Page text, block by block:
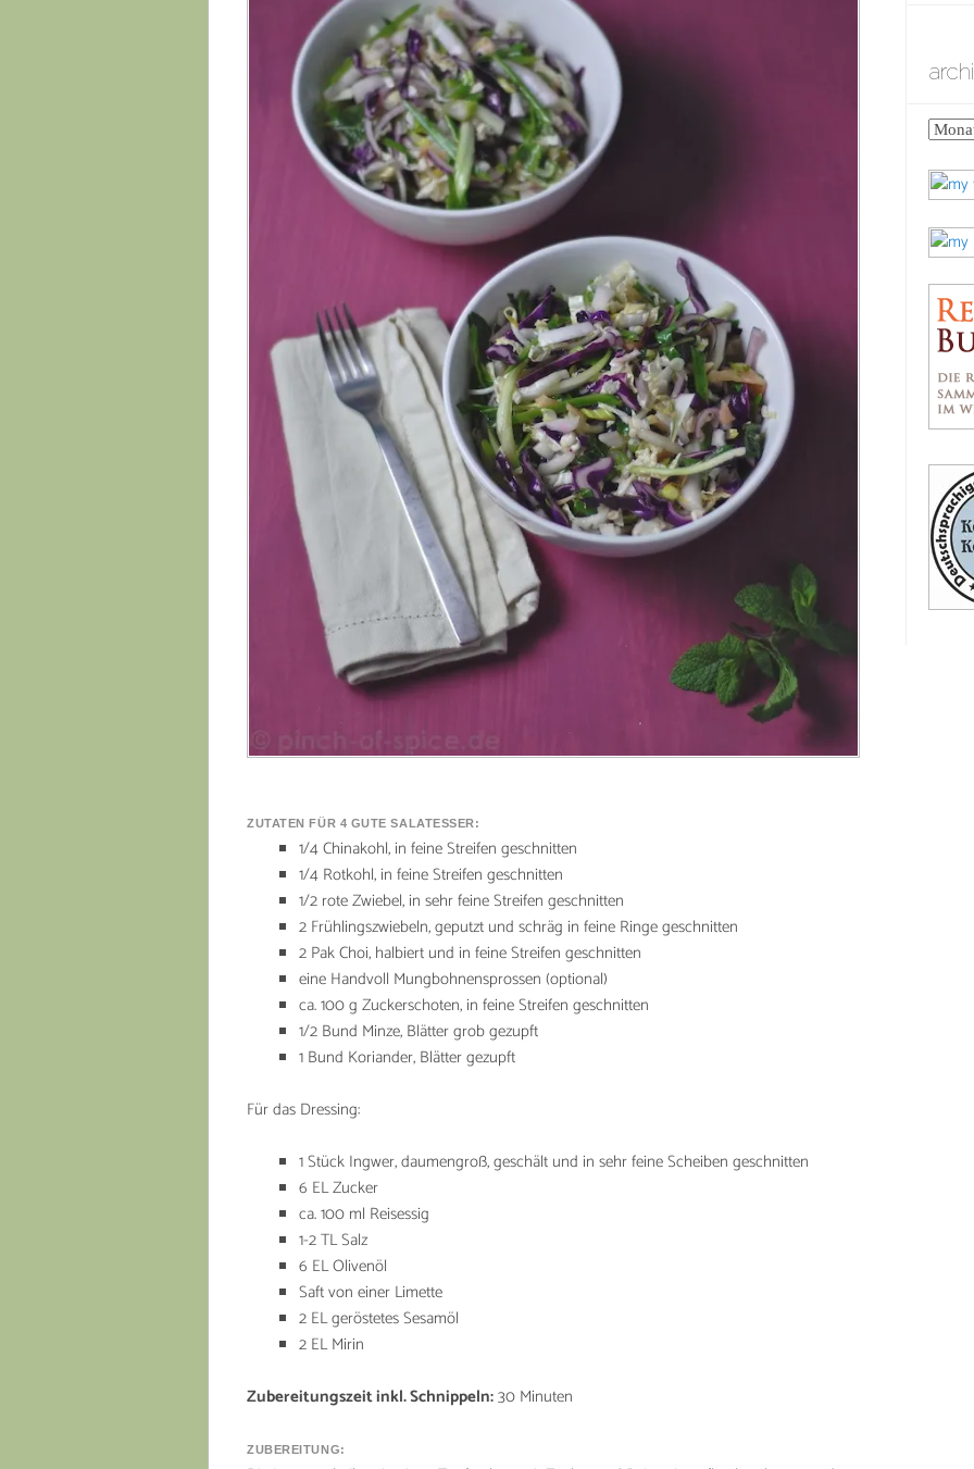
ZUTATEN FÜR 4 GUTE SALATESSER:
1/4 Chinakohl, in feine Streifen geschnitten
1/4 Rotkohl, in feine Streifen geschnitten
1/2 rote Zwiebel, in sehr feine Streifen geschnitten
2 Frühlingszwiebeln, geputzt und schräg in feine Ringe geschnitten
2 Pak Choi, halbiert und in feine Streifen geschnitten
eine Handvoll Mungbohnensprossen (optional)
ca. 100 g Zuckerschoten, in feine Streifen geschnitten
1/2 Bund Minze, Blätter grob gezupft
1 Bund Koriander, Blätter gezupft
Für das Dressing:
1 Stück Ingwer, daumengroß, geschält und in sehr feine Scheiben geschnitten
6 EL Zucker
ca. 100 ml Reisessig
1-2 TL Salz
6 EL Olivenöl
Saft von einer Limette
2 EL geröstetes Sesamöl
2 EL Mirin
Zubereitungszeit inkl. Schnippeln:30 Minuten
ZUBEREITUNG:
archive